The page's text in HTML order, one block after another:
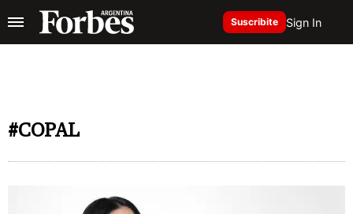
Suscribite Sign In
#COPAL